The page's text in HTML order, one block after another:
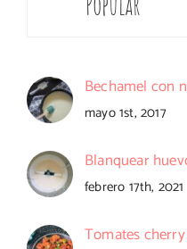
Bechamel con
mayo 1st, 2017
Blanquear
febrero 17th, 2021
Tomates